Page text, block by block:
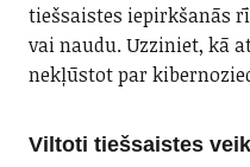
tiešsaistes iepirkšanās
vai naudu. Uzziniet, kā
nekļūstot par
Viltoti tiešsaistes